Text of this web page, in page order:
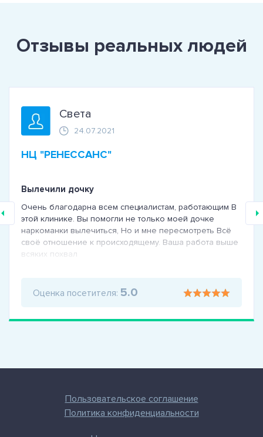
Отзывы реальных людей
Света
24.07.2021
НЦ "РЕНЕССАНС"
Вылечили дочку
Очень благодарна всем специалистам, работающим В
этой клинике. Вы помогли не только моей дочке
наркоманки вылечиться, Но и мне пересмотреть Всё
своё отношение к происходящему. Ваша работа выше
всяких похвал
Оценка посетителя: 5.0
Пользовательское соглашение
Политика конфиденциальности